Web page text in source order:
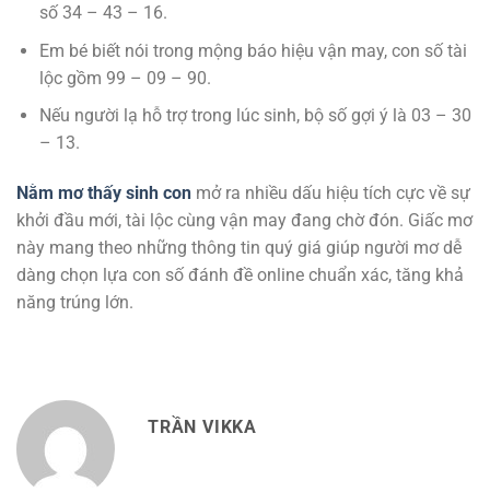
số 34 – 43 – 16.
Em bé biết nói trong mộng báo hiệu vận may, con số tài
lộc gồm 99 – 09 – 90.
Nếu người lạ hỗ trợ trong lúc sinh, bộ số gợi ý là 03 – 30
– 13.
Nằm mơ thấy sinh con mở ra nhiều dấu hiệu tích cực về sự
khởi đầu mới, tài lộc cùng vận may đang chờ đón. Giấc mơ
này mang theo những thông tin quý giá giúp người mơ dễ
dàng chọn lựa con số đánh đề online chuẩn xác, tăng khả
năng trúng lớn.
TRẦN VIKKA